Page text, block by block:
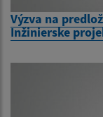
Výzva na
Inžinierske